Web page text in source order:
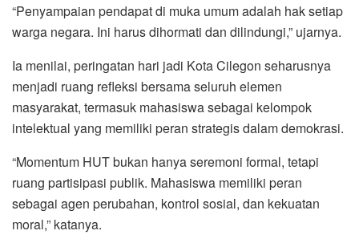
“Penyampaian pendapat di muka umum adalah hak setiap
warga negara. Ini harus dihormati dan dilindungi,” ujarnya.
Ia menilai, peringatan hari jadi Kota Cilegon seharusnya
menjadi ruang refleksi bersama seluruh elemen
masyarakat, termasuk mahasiswa sebagai kelompok
intelektual yang memiliki peran strategis dalam demokrasi.
“Momentum HUT bukan hanya seremoni formal, tetapi
ruang partisipasi publik. Mahasiswa memiliki peran
sebagai agen perubahan, kontrol sosial, dan kekuatan
moral,” katanya.